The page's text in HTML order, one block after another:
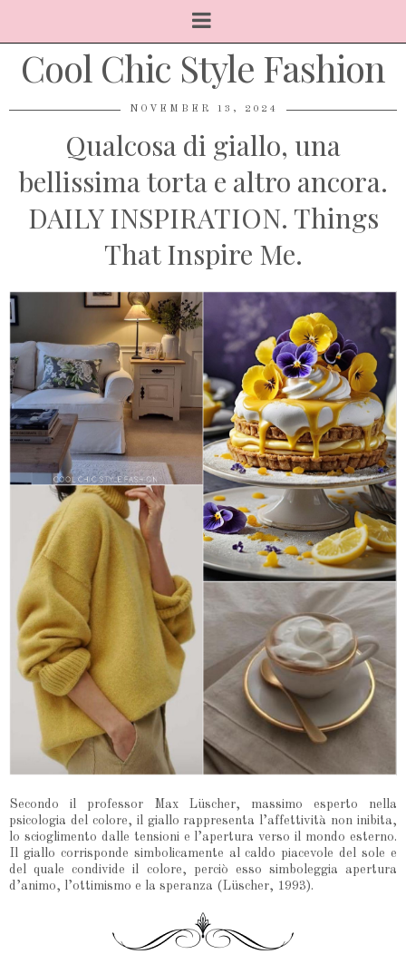
Cool Chic Style Fashion
NOVEMBER 13, 2024
Qualcosa di giallo, una
bellissima torta e altro ancora.
DAILY INSPIRATION. Things
That Inspire Me.
Secondo il professor Max Lüscher, massimo esperto nella
psicologia del colore, il giallo rappresenta l’affettività non inibita,
lo scioglimento dalle tensioni e l’apertura verso il mondo esterno.
Il giallo corrisponde simbolicamente al caldo piacevole del sole e
del quale condivide il colore, perciò esso simboleggia apertura
d’animo, l’ottimismo e la speranza (Lüscher, 1993).